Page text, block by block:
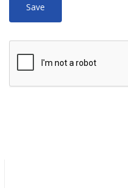
HTML
Web page addresses
Lines and paragraphs